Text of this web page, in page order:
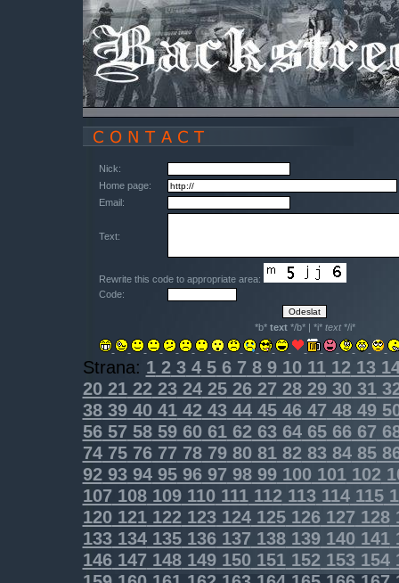
Nick:
Home page:
Email:
Text:
Rewrite this code to appropriate area:
Code:
*b* text*/b* | *i* text*/i*
Strana: 12345678910111213
202122232425262728293031
383940414243444546474849
565758596061626364656667
747576777879808182838485
9293949596979899100101102
107108109110111112113114115
120121122123124125126127 128
133134135136137138139140 141
146147148149150151152153154